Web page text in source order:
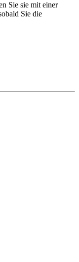
Sie sie mit einer
Sie die